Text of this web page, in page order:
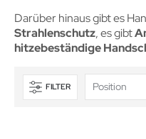
Darüber hinaus gibt es
Strahlenschutz, es gibt
hitzebeständige
FILTER